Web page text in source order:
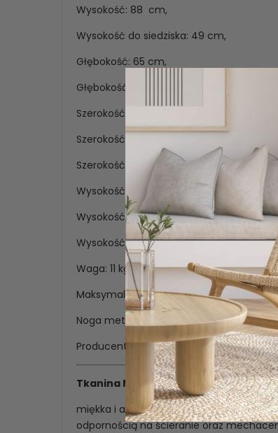
Wysokość: 88 cm,
Wysokość do siedziska: 49 cm,
Głębokość: 65 cm,
Głębokość siedziska: 47 cm,
Szerokość: 53 cm,
Szerokość siedziska: 44 cm ,
Szerokość siedziska z przodu: 49 cm ,
Wysokość do podłokietnika z przodu: 64
Wysokość do podłokietnika na szwie: 67
Wysokość oparcia: 46 cm,
Waga: 11 kg,
Maksymalna waga obciążenia: 120 kg.
Noga metalowa pokryta strukturą
Producent zastrzega możliwość
Tkanina MAGIC VELVET
miękka i aksamitna w dotyku tkaniną
odpornością na ścieranie oraz